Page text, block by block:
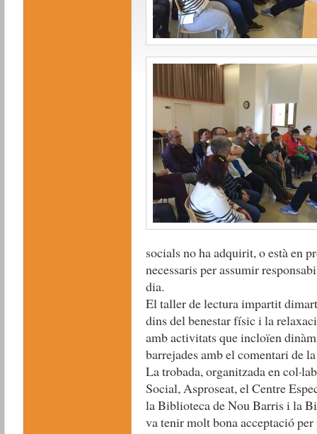
socials no ha adquirit, o està en
necessaris per assumir
dia.
El taller de lectura impartit
dins del benestar físic i la
amb activitats que incloïen
barrejades amb el comentari de
La trobada, organitzada en
Social, Asproseat, el Centre
la Biblioteca de Nou Barris i la
va tenir molt bona acceptació per